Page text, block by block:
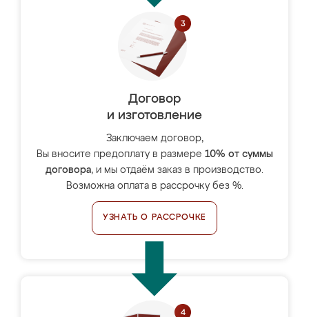
Договор
и изготовление
Заключаем договор,
Вы вносите предоплату в размере 10% от суммы
договора, и мы отдаём заказ в производство.
Возможна оплата в рассрочку без %.
УЗНАТЬ О РАССРОЧКЕ